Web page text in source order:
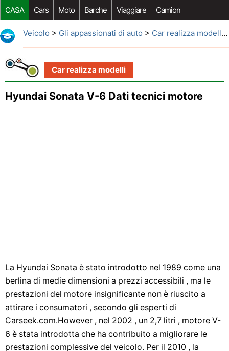
CASA Cars Moto Barche Viaggiare Camion
Riparazione Auto Acquisto Auto Car Opzioni Aftermarket
Veicolo > Gli appassionati di auto > Car realizza modelli
Car realizza modelli
Hyundai Sonata V-6 Dati tecnici motore
La Hyundai Sonata è stato introdotto nel 1989 come una
berlina di medie dimensioni a prezzi accessibili , ma le
prestazioni del motore insignificante non è riuscito a
attirare i consumatori , secondo gli esperti di
Carseek.com.However , nel 2002 , un 2,7 litri , motore V-
6 è stata introdotta che ha contribuito a migliorare le
prestazioni complessive del veicolo. Per il 2010 , la